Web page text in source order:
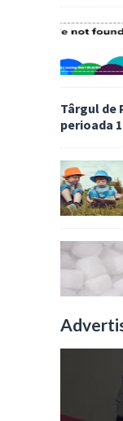
Târgul de
perioada